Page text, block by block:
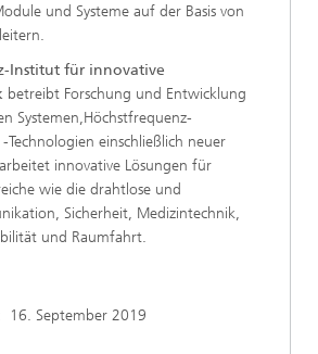
und Systeme auf der Basis von
Institut für innovative
betreibt Forschung und Entwicklung
Systemen,Höchstfrequenz-
Technologien einschließlich neuer
innovative Lösungen für
wie die drahtlose und
Sicherheit, Medizintechnik,
und Raumfahrt.
16. September 2019